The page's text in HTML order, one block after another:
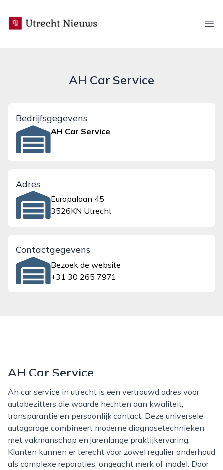
utrecht-nieuws.nl
AH Car Service
Bedrijfsgegevens
AH Car Service
Adres
Europalaan 45
3526KN Utrecht
Contactgegevens
Bezoek de website
+31 30 265 7971
AH Car Service
Ah car service in utrecht is een vertrouwd adres voor
autobezitters die waarde hechten aan kwaliteit,
transparantie en persoonlijk contact. Deze universele
autogarage combineert moderne diagnosetechnieken
met vakmanschap en jarenlange praktijkervaring.
Klanten kunnen er terecht voor zowel regulier onderhoud
als complexe reparaties, ongeacht merk of model. Door